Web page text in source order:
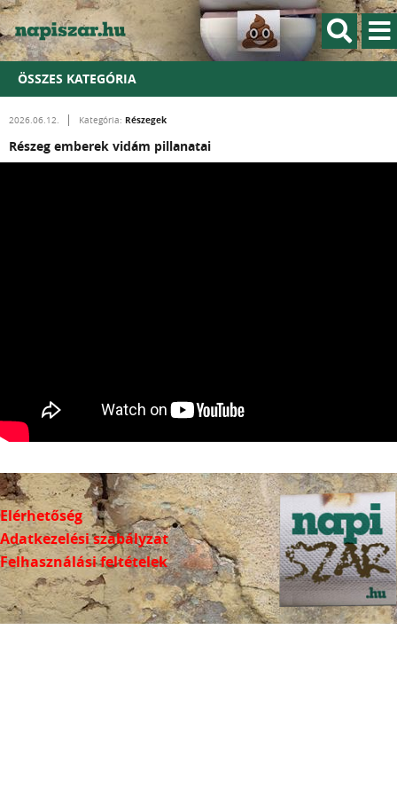
ÖSSZES KATEGÓRIA
2026.06.12. Kategória: Részegek
Részeg emberek vidám pillanatai
Elérhetőség
Adatkezelési szabályzat
Felhasználási feltételek